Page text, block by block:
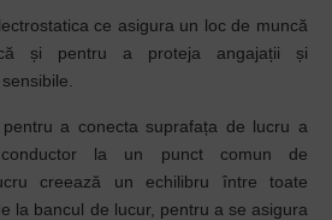
ce asigura un loc de muncă
și pentru a proteja angajații și
pentru a conecta suprafața de lucru a
la un punct comun de
creează un echilibru între toate
la bancul de lucur, pentru a se asigura